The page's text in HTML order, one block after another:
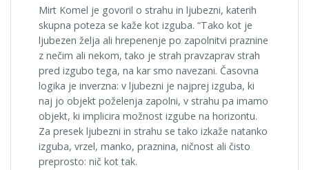
Mirt Komel je govoril o strahu in ljubezni, katerih
skupna poteza se kaže kot izguba. “Tako kot je
ljubezen želja ali hrepenenje po zapolnitvi praznine
z nečim ali nekom, tako je strah pravzaprav strah
pred izgubo tega, na kar smo navezani. Časovna
logika je inverzna: v ljubezni je najprej izguba, ki
naj jo objekt poželenja zapolni, v strahu pa imamo
objekt, ki implicira možnost izgube na horizontu.
Za presek ljubezni in strahu se tako izkaže natanko
izguba, vrzel, manko, praznina, ničnost ali čisto
preprosto: nič kot tak.